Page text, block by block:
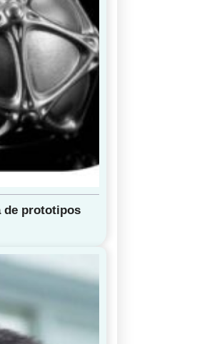
de prototipos